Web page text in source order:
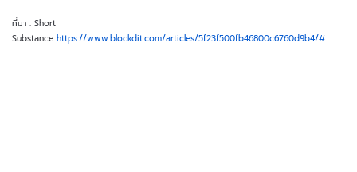
ที่มา : Short
Substancehttps://www.blockdit.com/articles/5f23f500fb46800c6760d9b4/#